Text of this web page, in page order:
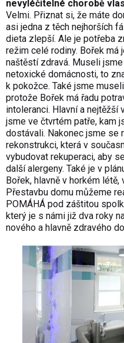
nevyléčitelné chorobě
Velmi. Přiznat si, že máte
asi jedna z těch nejhorších
dieta zlepší. Ale je potřeba
režim celé rodiny. Bořek má
naštěstí zdravá. Museli
netoxické domácnosti, to
k pokožce. Také jsme
protože Bořek má řadu
intoleranci. Hlavní a
jsme ve čtvrtém patře, kam
dostávali. Nakonec jsme
rekonstrukci, která v
vybudovat rekuperaci, aby
další alergeny. Také je v
Bořek, hlavně v horkém
Přestavbu domu můžeme
POMÁHÁ pod záštitou
který je s námi již dva roky
nového a hlavně zdravého